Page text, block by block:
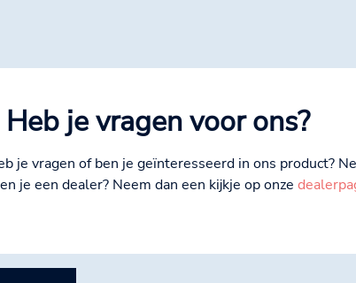
Heb je vragen voor ons?
je vragen of ben je geïnteresseerd in ons product?
je een dealer? Neem dan een kijkje op onze